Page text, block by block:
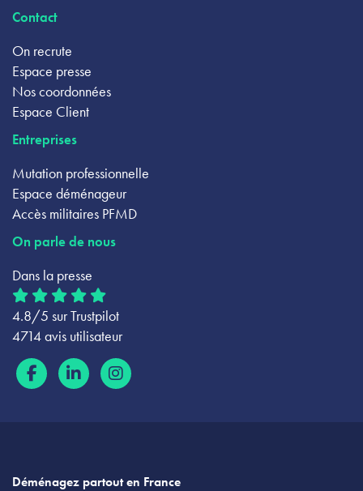
Contact
On recrute
Espace presse
Nos coordonnées
Espace Client
Entreprises
Mutation professionnelle
Espace déménageur
Accès militaires PFMD
On parle de nous
Dans la presse
4.8/5 sur Trustpilot
4714 avis utilisateur
Déménagez partout en France